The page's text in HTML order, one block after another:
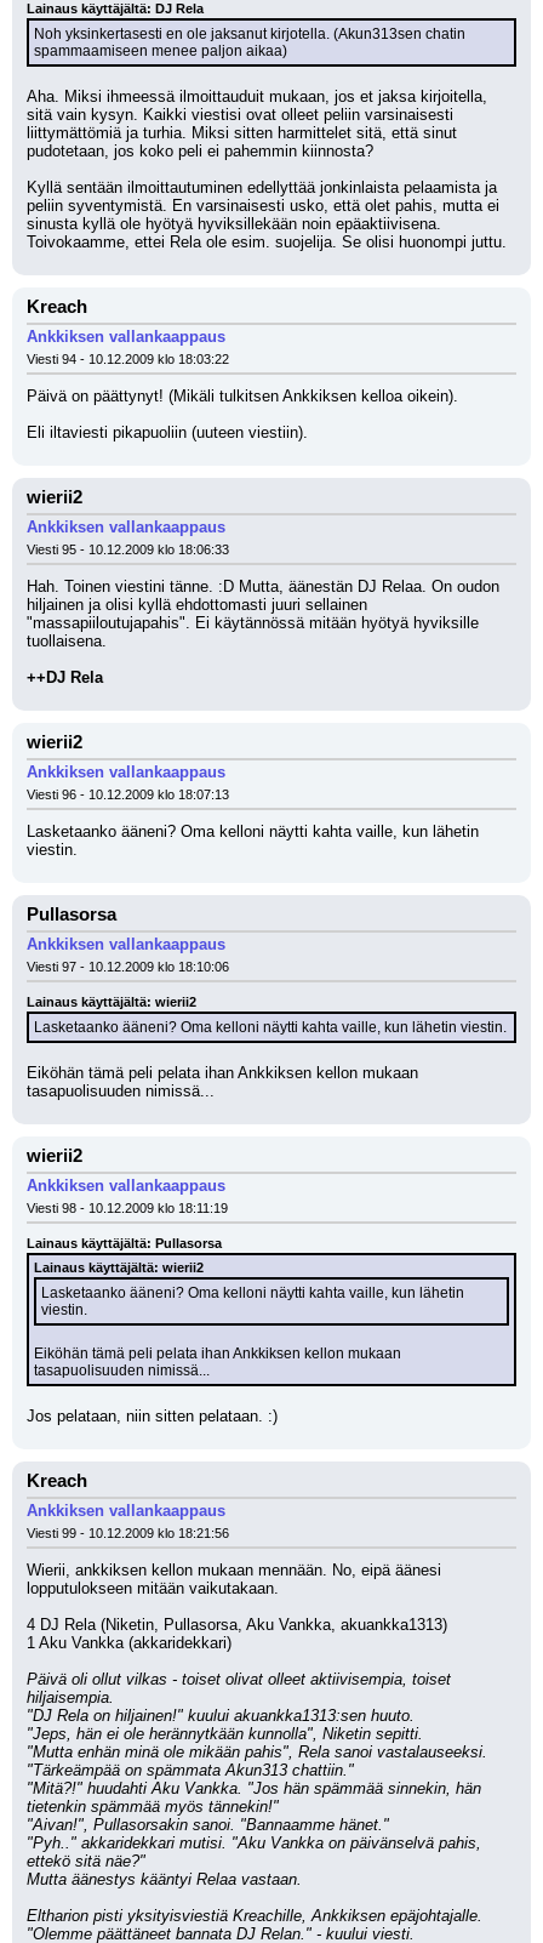
Lainaus käyttäjältä: DJ Rela
Noh yksinkertasesti en ole jaksanut kirjotella. (Akun313sen chatin
spammaamiseen menee paljon aikaa)
Aha. Miksi ihmeessä ilmoittauduit mukaan, jos et jaksa kirjoitella,
sitä vain kysyn. Kaikki viestisi ovat olleet peliin varsinaisesti
liittymättömiä ja turhia. Miksi sitten harmittelet sitä, että sinut
pudotetaan, jos koko peli ei pahemmin kiinnosta?
Kyllä sentään ilmoittautuminen edellyttää jonkinlaista pelaamista ja
peliin syventymistä. En varsinaisesti usko, että olet pahis, mutta ei
sinusta kyllä ole hyötyä hyviksillekään noin epäaktiivisena.
Toivokaamme, ettei Rela ole esim. suojelija. Se olisi huonompi juttu.
Kreach
Ankkiksen vallankaappaus
Viesti 94 - 10.12.2009 klo 18:03:22
Päivä on päättynyt! (Mikäli tulkitsen Ankkiksen kelloa oikein).
Eli iltaviesti pikapuoliin (uuteen viestiin).
wierii2
Ankkiksen vallankaappaus
Viesti 95 - 10.12.2009 klo 18:06:33
Hah. Toinen viestini tänne. :D Mutta, äänestän DJ Relaa. On oudon
hiljainen ja olisi kyllä ehdottomasti juuri sellainen
"massapiiloutujapahis". Ei käytännössä mitään hyötyä hyviksille
tuollaisena.
++DJ Rela
wierii2
Ankkiksen vallankaappaus
Viesti 96 - 10.12.2009 klo 18:07:13
Lasketaanko ääneni? Oma kelloni näytti kahta vaille, kun lähetin
viestin.
Pullasorsa
Ankkiksen vallankaappaus
Viesti 97 - 10.12.2009 klo 18:10:06
Lainaus käyttäjältä: wierii2
Lasketaanko ääneni? Oma kelloni näytti kahta vaille, kun lähetin viestin.
Eiköhän tämä peli pelata ihan Ankkiksen kellon mukaan
tasapuolisuuden nimissä...
wierii2
Ankkiksen vallankaappaus
Viesti 98 - 10.12.2009 klo 18:11:19
Lainaus käyttäjältä: Pullasorsa
Lainaus käyttäjältä: wierii2
Lasketaanko ääneni? Oma kelloni näytti kahta vaille, kun lähetin
viestin.
Eiköhän tämä peli pelata ihan Ankkiksen kellon mukaan
tasapuolisuuden nimissä...
Jos pelataan, niin sitten pelataan. :)
Kreach
Ankkiksen vallankaappaus
Viesti 99 - 10.12.2009 klo 18:21:56
Wierii, ankkiksen kellon mukaan mennään. No, eipä äänesi
lopputulokseen mitään vaikutakaan.
4 DJ Rela (Niketin, Pullasorsa, Aku Vankka, akuankka1313)
1 Aku Vankka (akkaridekkari)
Päivä oli ollut vilkas - toiset olivat olleet aktiivisempia, toiset
hiljaisempia.
"DJ Rela on hiljainen!" kuului akuankka1313:sen huuto.
"Jeps, hän ei ole herännytkään kunnolla", Niketin sepitti.
"Mutta enhän minä ole mikään pahis", Rela sanoi vastalauseeksi.
"Tärkeämpää on spämmata Akun313 chattiin."
"Mitä?!" huudahti Aku Vankka. "Jos hän spämmää sinnekin, hän
tietenkin spämmää myös tännekin!"
"Aivan!", Pullasorsakin sanoi. "Bannaamme hänet."
"Pyh.." akkaridekkari mutisi. "Aku Vankka on päivänselvä pahis,
ettekö sitä näe?"
Mutta äänestys kääntyi Relaa vastaan.
Eltharion pisti yksityisviestiä Kreachille, Ankkiksen epäjohtajalle.
"Olemme päättäneet bannata DJ Relan." - kuului viesti.